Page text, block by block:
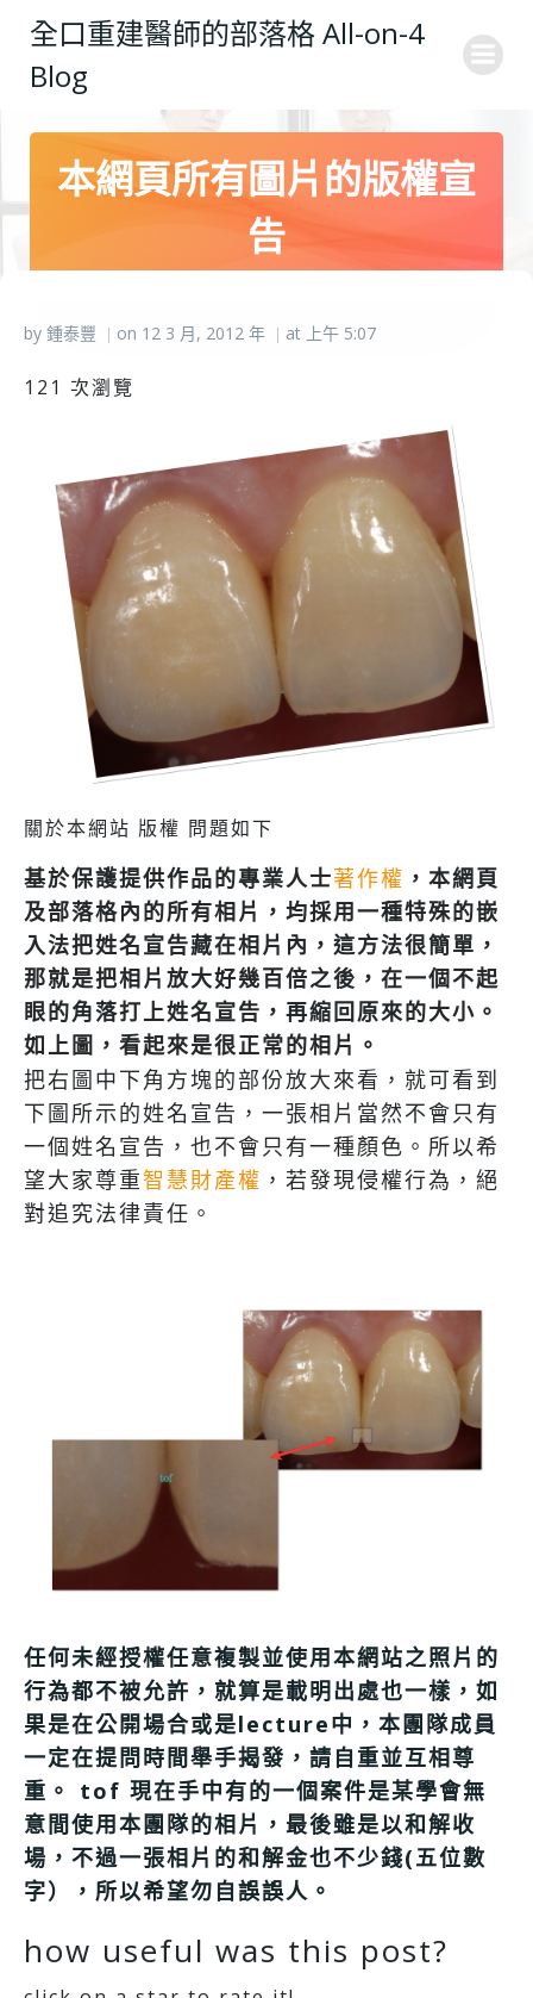
Skip
to
全口重建醫師的部落格 All-on-4
Blog
本網頁所有圖片的版權宣
告
by 鍾泰豐 | on 12 3 月, 2012 年 | at 上午 5:07
121 次瀏覽
關於本網站 版權 問題如下
基於保護提供作品的專業人士著作權 ，本網頁
及部落格內的所有相片，均採用一種特殊的嵌
入法把姓名宣告藏在相片內，這方法很簡單，
那就是把相片放大好幾百倍之後，在一個不起
眼的角落打上姓名宣告，再縮回原來的大小。
如上圖，看起來是很正常的相片。
把右圖中下角方塊的部份放大來看，就可看到
下圖所示的姓名宣告，一張相片當然不會只有
一個姓名宣告，也不會只有一種顏色。所以希
望大家尊重智慧財產權 ，若發現侵權行為，絕
對追究法律責任。
任何未經授權任意複製並使用本網站之照片的
行為都不被允許，就算是載明出處也一樣，如
果是在公開場合或是lecture中，本團隊成員
一定在提問時間舉手揭發，請自重並互相尊
重。
tof 現在手中有的一個案件是某學會無
意間使用本團隊的相片，最後雖是以和解收
場，不過一張相片的和解金也不少錢(五位數
字），所以希望勿自誤誤人。
how useful was this post?